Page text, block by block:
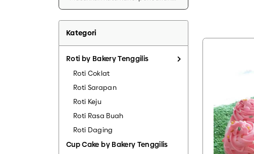
Kategori
Roti by Bakery Tenggilis
Roti Coklat
Roti Sarapan
Roti Keju
Roti Rasa Buah
Roti Daging
Cup Cake by Bakery Tenggilis